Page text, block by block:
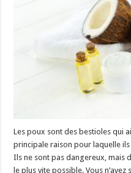
Les poux sont des bestioles qui
principale raison pour laquelle
Ils ne sont pas dangereux, mais
le plus vite possible. Vous